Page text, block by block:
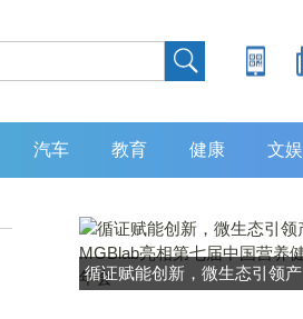
汽车 教育 健康 文娱
灵敏度超 80% 特异性 99%！